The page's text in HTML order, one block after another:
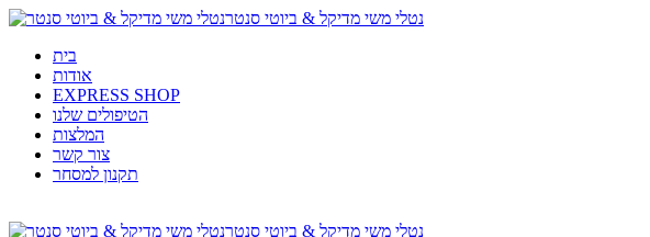
נטלי משי מדיקל & ביוטי סנטר
בית
אודות
EXPRESS SHOP
הטיפולים שלנו
המלצות
צור קשר
תקנון למסחר
נטלי משי מדיקל & ביוטי סנטר